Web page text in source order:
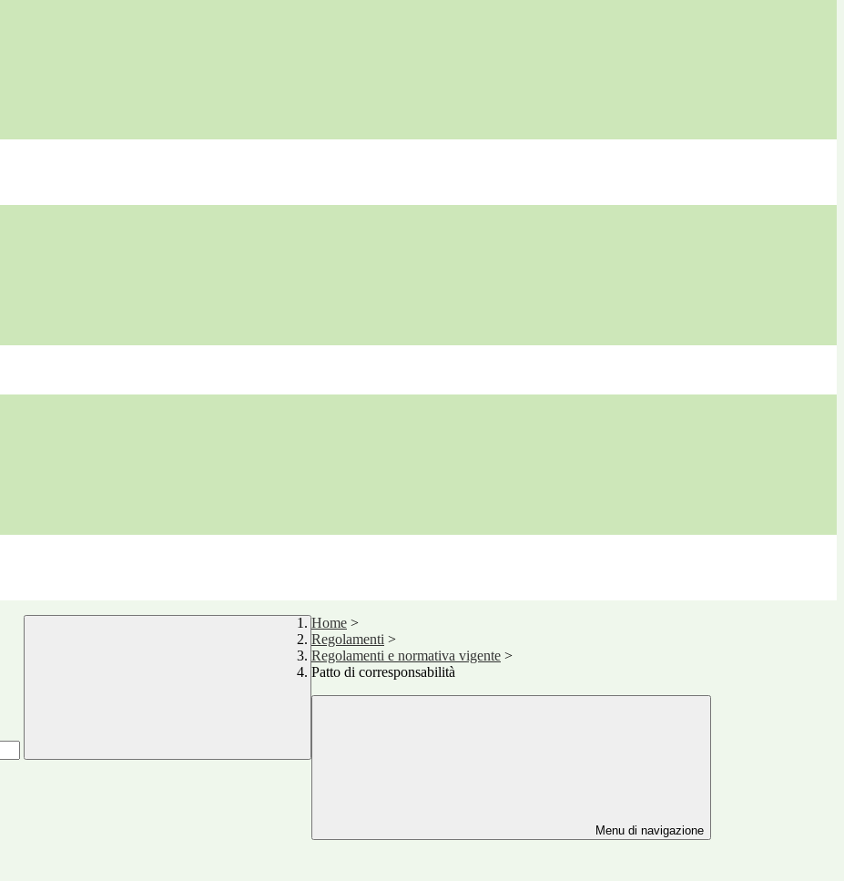
Home >
Regolamenti >
Regolamenti e normativa vigente >
Patto di corresponsabilità
Menu di navigazione